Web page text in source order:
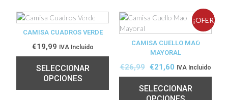
CAMISA CUADROS VERDE
€19,99 IVA Incluido
SELECCIONAR
OPCIONES
¡OFER
TA!
CAMISA CUELLO MAO
MAYORAL
€26,99 €21,60 IVA Incluido
SELECCIONAR